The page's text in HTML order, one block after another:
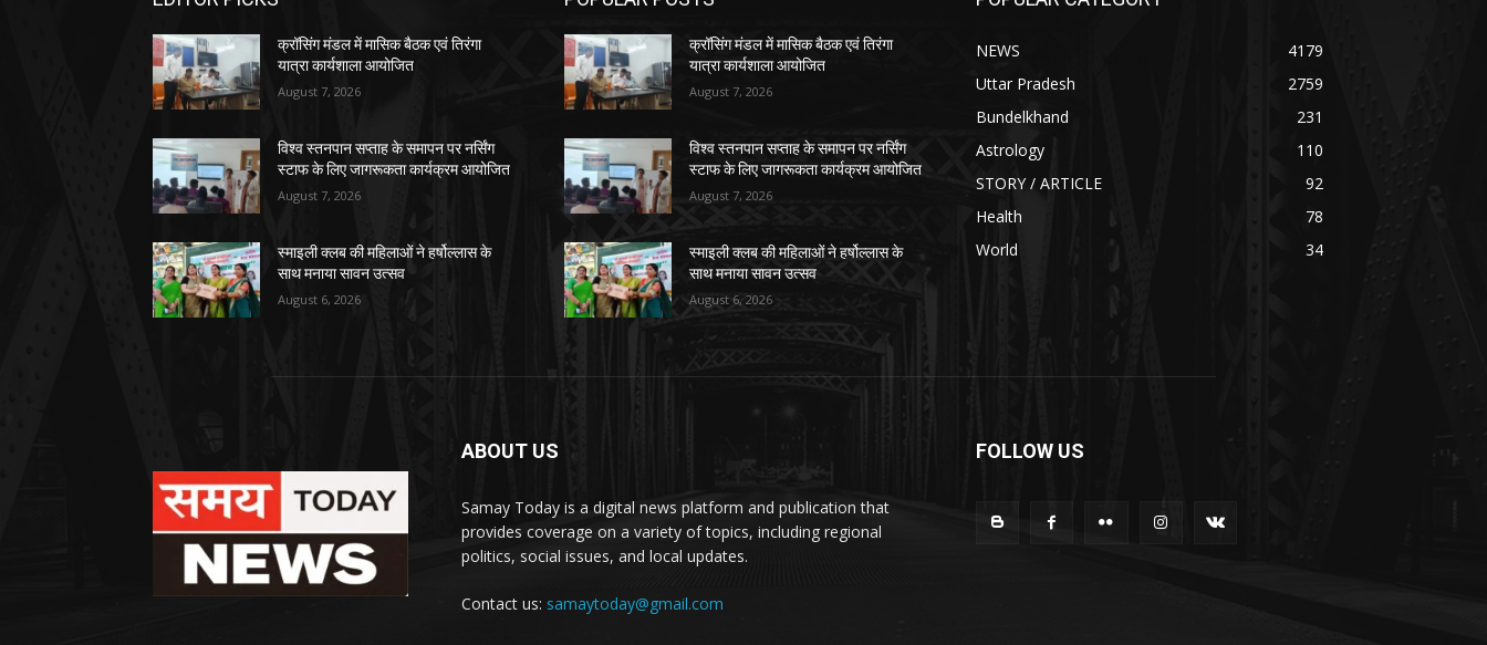
क्रॉसिंग मंडल में मासिक बैठक एवं तिरंगा
यात्रा कार्यशाला आयोजित
August 7, 2026
विश्व स्तनपान सप्ताह के समापन पर नर्सिंग
स्टाफ के लिए जागरूकता कार्यक्रम आयोजित
August 7, 2026
स्माइली क्लब की महिलाओं ने हर्षोल्लास के
साथ मनाया सावन उत्सव
August 6, 2026
क्रॉसिंग मंडल में मासिक बैठक एवं तिरंगा
यात्रा कार्यशाला आयोजित
August 7, 2026
विश्व स्तनपान सप्ताह के समापन पर नर्सिंग
स्टाफ के लिए जागरूकता कार्यक्रम आयोजित
August 7, 2026
स्माइली क्लब की महिलाओं ने हर्षोल्लास के
साथ मनाया सावन उत्सव
August 6, 2026
NEWS
4179
Uttar Pradesh
2759
Bundelkhand
231
Astrology
110
STORY / ARTICLE
92
Health
78
World
34
ABOUT US
Samay Today is a digital news platform and publication that
provides coverage on a variety of topics, including regional
politics, social issues, and local updates.
Contact us: samaytoday@gmail.com
FOLLOW US